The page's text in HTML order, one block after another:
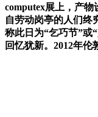
computex展上，产
自劳动岗亭的人们终
称此日为“乞巧节”或
回忆犹新。2012年伦